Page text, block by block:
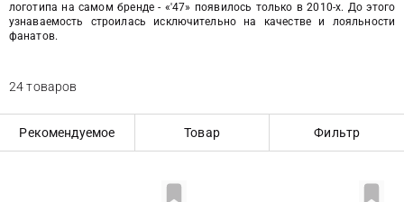
логотипа на самом бренде - «'47» появилось только в 2010-х. До этого
узнаваемость строилась исключительно на качестве и лояльности
фанатов.
24 товаров
Рекомендуемое Товар Фильтр